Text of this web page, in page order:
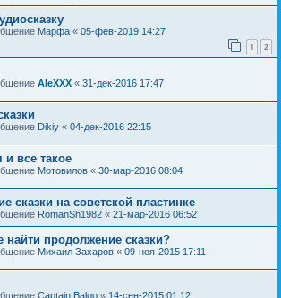
Марфа « 05-фев-2019 14:27
1 2
AleXXX « 31-дек-2016 17:47
Dikiy « 04-дек-2016 22:15
все такое
Мотовилов « 30-мар-2016 08:04
сказки на советской пластинке
RomanSh1982 « 21-мар-2016 06:52
найти продолжение сказки?
Михаил Захаров « 09-ноя-2015 17:11
Captain Baloo « 14-сен-2015 01:12